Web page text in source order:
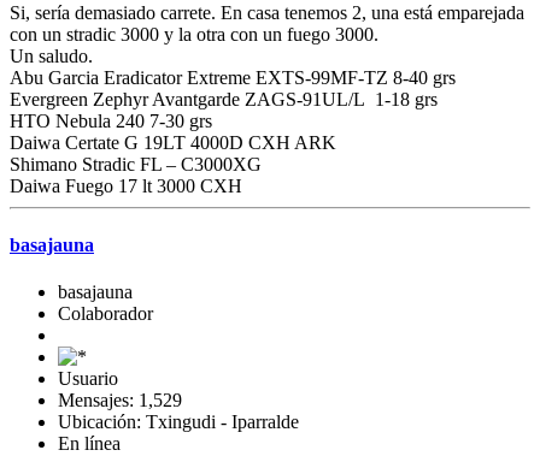
Si, sería demasiado carrete. En casa tenemos 2, una está emparejada
con un stradic 3000 y la otra con un fuego 3000.
Un saludo.
Abu Garcia Eradicator Extreme EXTS-99MF-TZ 8-40 grs
Evergreen Zephyr Avantgarde ZAGS-91UL/L 1-18 grs
HTO Nebula 240 7-30 grs
Daiwa Certate G 19LT 4000D CXH ARK
Shimano Stradic FL – C3000XG
Daiwa Fuego 17 lt 3000 CXH
basajauna
basajauna
Colaborador
Usuario
Mensajes: 1,529
Ubicación: Txingudi - Iparralde
En línea